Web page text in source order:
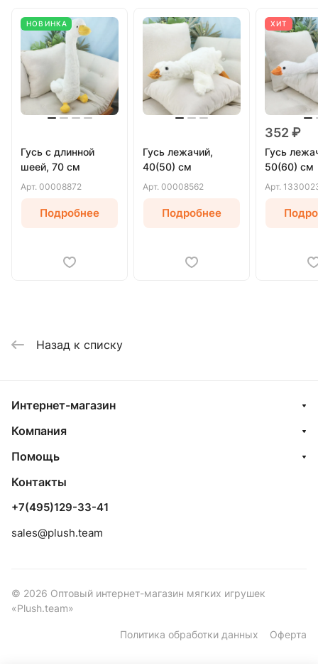
НОВИНКА
Гусь с длинной
шеей, 70 см
Арт. 00008872
Подробнее
Гусь лежачий,
40(50) см
Арт. 00008562
Подробнее
ХИТ
352 ₽
Гусь
50(60) см
Арт.
Назад к списку
Интернет-магазин
Компания
Помощь
Контакты
+7(495)129-33-41
sales@plush.team
© 2026 Оптовый интернет-магазин мягких игрушек
«Plush.team»
Политика обработки данных Оферта